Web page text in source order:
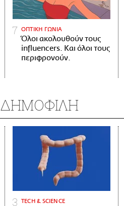
ΟΠΤΙΚΗ ΓΩΝΙΑ
Όλοι ακολουθούν τους
influencers. Και όλοι τους
περιφρονούν.
ΔΗΜΟΦΙΛΗ
ΤECH & SCIENCE